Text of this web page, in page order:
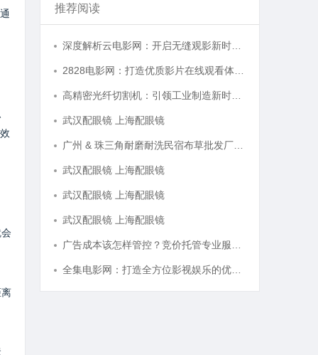
推荐阅读
武汉配眼镜 上海配眼镜
武汉配眼镜 上海配眼镜
武汉配眼镜 上海配眼镜
武汉配眼镜 上海配眼镜